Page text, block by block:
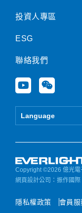
投資人專區
ESG
聯絡我們
Y
o
u
e
W
e
i
Language
Copyright ©2026 億光電
網頁設計公司 ：振作國際
隱私權政策 會員